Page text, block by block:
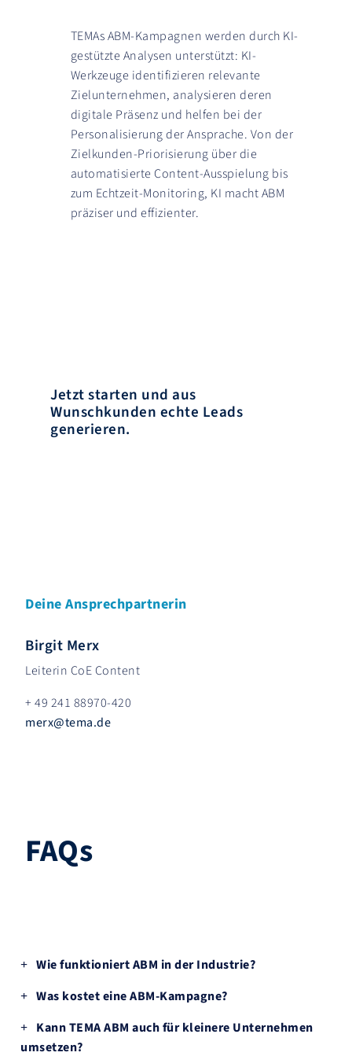
TEMAs ABM-Kampagnen werden durch KI-
gestützte Analysen unterstützt: KI-
Werkzeuge identifizieren relevante
Zielunternehmen, analysieren deren
digitale Präsenz und helfen bei der
Personalisierung der Ansprache. Von der
Zielkunden-Priorisierung über die
automatisierte Content-Ausspielung bis
zum Echtzeit-Monitoring, KI macht ABM
präziser und effizienter.
Jetzt starten und aus
Wunschkunden echte Leads
generieren.
Deine Ansprechpartnerin
Birgit Merx
Leiterin CoE Content
+ 49 241 88970-420
merx@tema.de
FAQs
Wie funktioniert ABM in der Industrie?
Was kostet eine ABM-Kampagne?
Kann TEMA ABM auch für kleinere Unternehmen
umsetzen?